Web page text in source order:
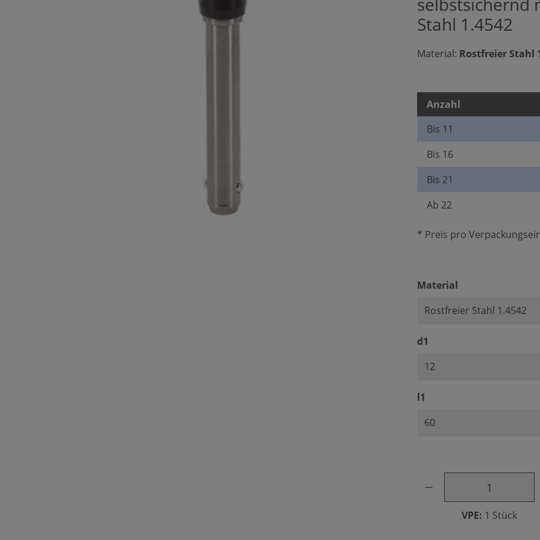
Stahl 1.4542
Material: Rostfreier Stahl
Anzahl
Bis 11
Bis 16
Bis 21
Ab 22
* Preis pro
Material
d1
l1
VPE: 1 Stück